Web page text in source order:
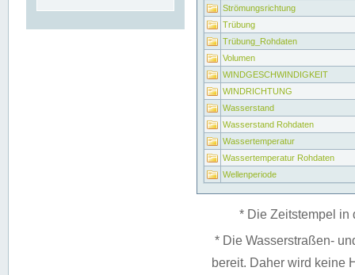
Strömungsrichtung
Trübung
Trübung_Rohdaten
Volumen
WINDGESCHWINDIGKEIT
WINDRICHTUNG
Wasserstand
Wasserstand Rohdaten
Wassertemperatur
Wassertemperatur Rohdaten
Wellenperiode
* Die Zeitstempel in
* Die Wasserstraßen-
bereit. Daher wird keine